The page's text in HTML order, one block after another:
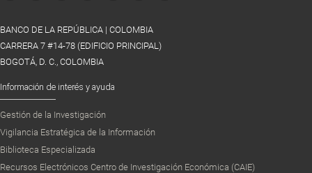
BANCO DE LA REPÚBLICA | COLOMBIA
CARRERA 7 #14-78 (EDIFICIO PRINCIPAL)
BOGOTÁ, D. C., COLOMBIA
Información de interés y ayuda
Gestión de la Investigación
Vigilancia Estratégica de la Información
Biblioteca Especializada
Recursos Electrónicos Centro de Investigación Económica (CAIE)